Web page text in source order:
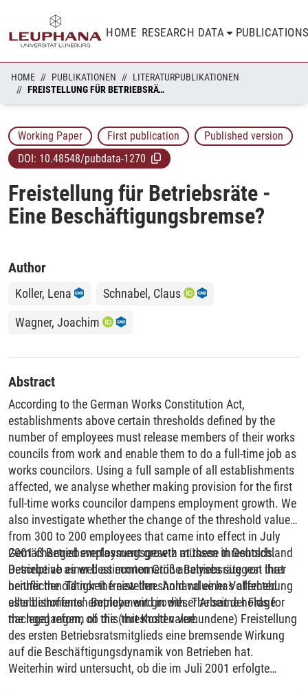
HOME RESEARCH DATA
HOME PUBLIKATIONEN
LITERATURPUBLIKATIONEN
FREISTELLUNG FÜR BETRIEBSRÄTE - EINE BESCHÄFTIGUNGSBREMSE?
Working Paper First publication
Published version
DOI: 10.48548/pubdata-1270
Freistellung für Betriebsräte -
Eine Beschäftigungsbremse?
Author
Koller, Lena
Schnabel, Claus
Wagner, Joachim
Abstract
According to the German Works Constitution Act,
establishments above certain thresholds defined by the
number of employees must release members of their works
councils from work and enable them to do a full-time job as
works councilors. Using a full sample of all establishments
affected, we analyse whether making provision for the first
full-time works councilor dampens employment growth. We
also investigate whether the change of the threshold value
from 300 to 200 employees that came into effect in July
2001 changed employment growth at these thresholds.
Descriptive as well as econometric analyses suggest that
neither the old nor the new threshold value has affected
establishments’ employment growth. The same holds for
the legal reform of this threshold value.
Gemäß Betriebsverfassungsgesetz müssen in Deutschland
Betriebe ab einer bestimmten Größe Betriebsräte von ihrer
beruflichen Tätigkeit freistellen. Anhand einer Vollerhebung
aller betroffenen Betriebe wird in dieser Arbeit der Frage
nachgegangen, ob die (mit Kosten verbundene) Freistellung
des ersten Betriebsratsmitglieds eine bremsende Wirkung
auf die Beschäftigungsdynamik von Betrieben hat.
Weiterhin wird untersucht, ob die im Juli 2001 erfolgte